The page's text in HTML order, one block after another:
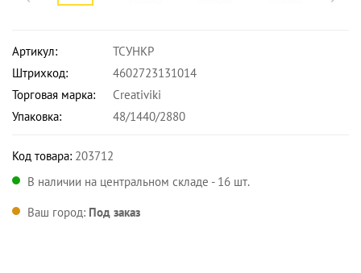
Артикул:
ТСУНКР
Штрихкод:
4602723131014
Торговая марка:
Creativiki
Упаковка:
48/1440/2880
Код товара: 203712
В наличии на центральном складе - 16 шт.
Ваш город: Под заказ